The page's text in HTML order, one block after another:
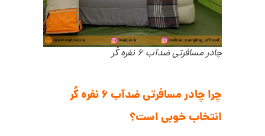
چادر مسافرتی ضدآب 6 نفره کُر
چرا چادر مسافرتی ضدآب 6 نفره کُر
انتخاب خوبی است؟